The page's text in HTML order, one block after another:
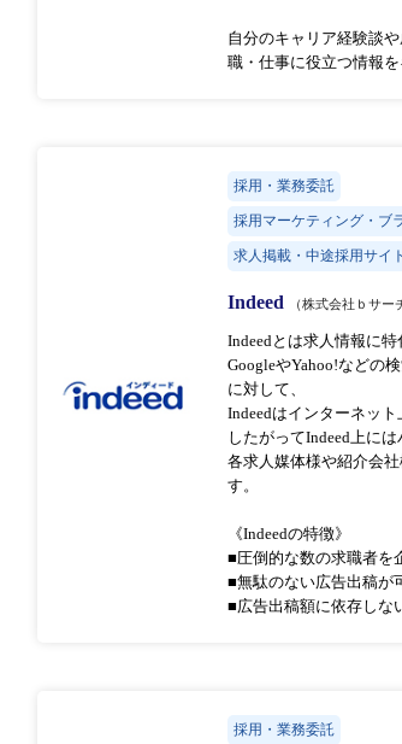
自分のキャリア経験談
職・仕事に役立つ情報を
採用・業務委託
採用マーケティング・ブ
求人掲載・中途採用サイト
Indeed （株式会社ｂサー
Indeedとは求人情報に特
GoogleやYahoo!などの
に対して、
Indeedはインターネッ
したがってIndeed上に
各求人媒体様や紹介会
す。
《Indeedの特徴》
■圧倒的な数の求職者を
■無駄のない広告出稿が
■広告出稿額に依存しな
採用・業務委託